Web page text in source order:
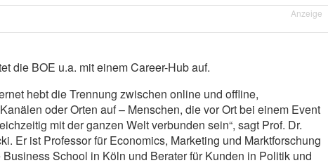
Anzeige
die BOE u.a. mit einem Career-Hub auf.
hebt die Trennung zwischen online und offline,
oder Orten auf – Menschen, die vor Ort bei einem Event
mit der ganzen Welt verbunden sein“, sagt Prof. Dr.
Er ist Professor für Economics, Marketing und Marktforschung
School in Köln und Berater für Kunden in Politik und